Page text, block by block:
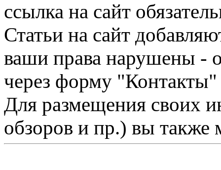
ссылка на сайт
Статьи на сайт
ваши права нарушены -
через форму "Контакты"
Для размещения своих
обзоров и пр.) вы также